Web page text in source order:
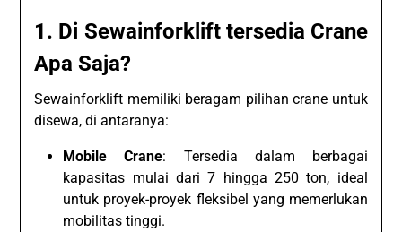
1. Di Sewainforklift tersedia Crane
Apa Saja?
Sewainforklift memiliki beragam pilihan crane untuk
disewa, di antaranya:
Mobile Crane: Tersedia dalam berbagai
kapasitas mulai dari 7 hingga 250 ton, ideal
untuk proyek-proyek fleksibel yang memerlukan
mobilitas tinggi.